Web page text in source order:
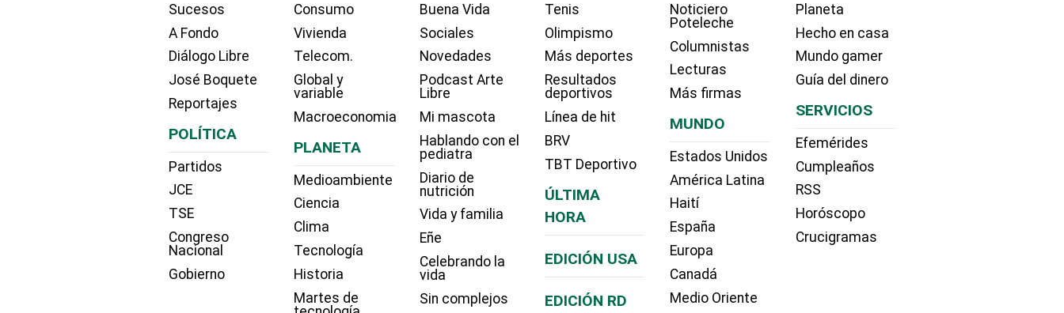
Sucesos
A Fondo
Diálogo Libre
José Boquete
Reportajes
POLÍTICA
Partidos
JCE
TSE
Congreso
Nacional
Gobierno
Consumo
Vivienda
Telecom.
Global y
variable
Macroeconomia
PLANETA
Medioambiente
Ciencia
Clima
Tecnología
Historia
Martes de
Buena Vida
Sociales
Novedades
Podcast Arte
Libre
Mi mascota
Hablando con el
pediatra
Diario de
nutrición
Vida y familia
Eñe
Celebrando la
vida
Sin complejos
Tenis
Olimpismo
Más deportes
Resultados
deportivos
Línea de hit
BRV
TBT Deportivo
ÚLTIMA
HORA
EDICIÓN USA
EDICIÓN RD
Noticiero
Poteleche
Columnistas
Lecturas
Más firmas
MUNDO
Estados Unidos
América Latina
Haití
España
Europa
Canadá
Medio Oriente
Planeta
Hecho en casa
Mundo gamer
Guía del dinero
SERVICIOS
Efemérides
Cumpleaños
RSS
Horóscopo
Crucigramas